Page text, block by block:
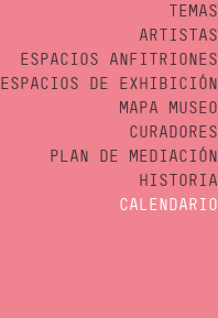
TEMAS
ARTISTAS
ESPACIOS ANFITRIONES
ESPACIOS DE EXHIBICIÓN
MAPA MUSEO
CURADORES
PLAN DE MEDIACIÓN
HISTORIA
CALENDARIO